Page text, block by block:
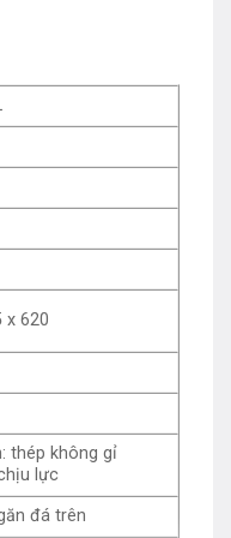
x 620
thép không gỉ
lực
đá trên